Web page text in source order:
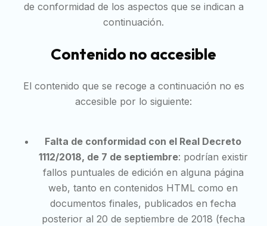
de conformidad de los aspectos que se indican a
continuación.
Contenido no accesible
El contenido que se recoge a continuación no es
accesible por lo siguiente:
Falta de conformidad con el Real Decreto
1112/2018, de 7 de septiembre: podrían existir
fallos puntuales de edición en alguna página
web, tanto en contenidos HTML como en
documentos finales, publicados en fecha
posterior al 20 de septiembre de 2018 (fecha